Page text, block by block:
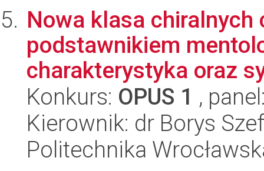
Nowa klasa chiralnych
podstawnikiem
charakterystyka oraz
Konkurs: OPUS 1 ,
Kierownik: dr Borys
Politechnika